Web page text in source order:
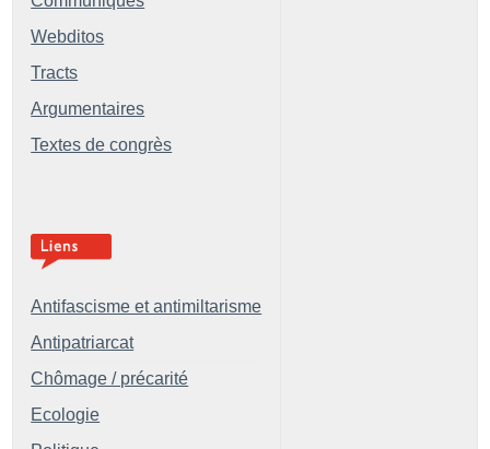
Webditos
Tracts
Argumentaires
Textes de congrès
Antifascisme et antimiltarisme
Antipatriarcat
Chômage / précarité
Ecologie